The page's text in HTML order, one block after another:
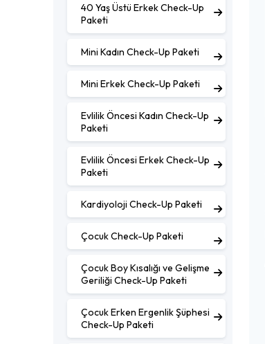
40 Yaş Üstü Erkek Check-Up
Paketi
Mini Kadın Check-Up Paketi
Mini Erkek Check-Up Paketi
Evlilik Öncesi Kadın Check-Up
Paketi
Evlilik Öncesi Erkek Check-Up
Paketi
Kardiyoloji Check-Up Paketi
Çocuk Check-Up Paketi
Çocuk Boy Kısalığı ve Gelişme
Geriliği Check-Up Paketi
Çocuk Erken Ergenlik Şüphesi
Check-Up Paketi